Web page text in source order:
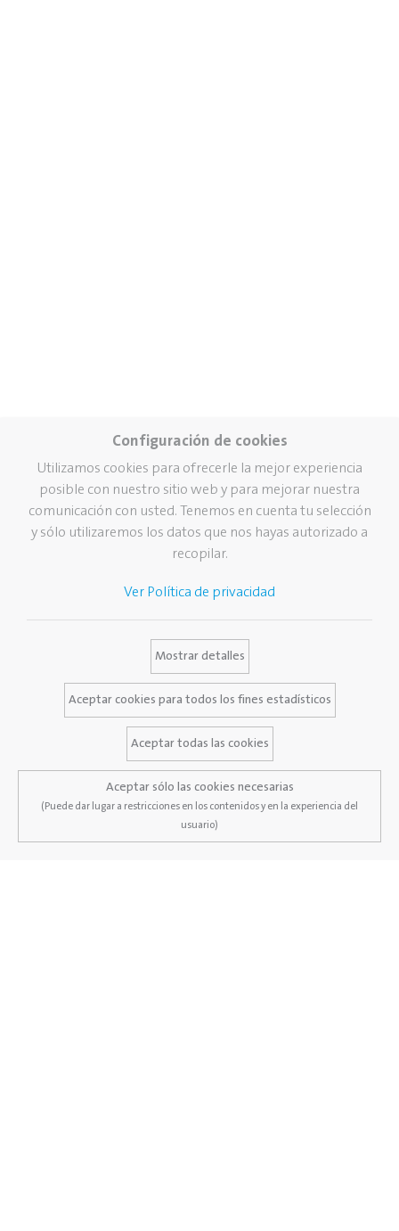
Configuración de cookies
Utilizamos cookies para ofrecerle la mejor experiencia
posible con nuestro sitio web y para mejorar nuestra
comunicación con usted. Tenemos en cuenta tu selección
y sólo utilizaremos los datos que nos hayas autorizado a
recopilar.
Ver Política de privacidad
Mostrar detalles
Aceptar cookies para todos los fines estadísticos
Aceptar todas las cookies
Aceptar sólo las cookies necesarias
(Puede dar lugar a restricciones en los contenidos y en la experiencia del
usuario)